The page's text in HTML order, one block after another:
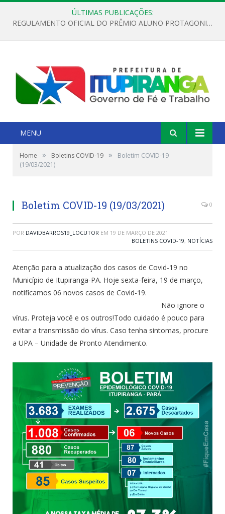
ÚLTIMAS PUBLICAÇÕES:
REGULAMENTO OFICIAL DO PRÊMIO ALUNO PROTAGONISTA – EDIÇÃO 2026
MENU
Home » Boletins COVID-19 »
Boletim COVID-19
(19/03/2021)
Boletim COVID-19 (19/03/2021) 0
POR DAVIDBARROS19_LOCUTOR EM 19 DE MARÇO DE 2021
BOLETINS COVID-19, NOTÍCIAS
Atenção para a atualização dos casos de Covid-19 no
Município de Itupiranga-PA. Hoje sexta-feira, 19 de março,
notificamos 06 novos casos de Covid-19.
Não ignore o
vírus. Proteja você e os outros!Todo cuidado é pouco para
evitar a transmissão do vírus. Caso tenha sintomas, procure
a UPA – Unidade de Pronto Atendimento.